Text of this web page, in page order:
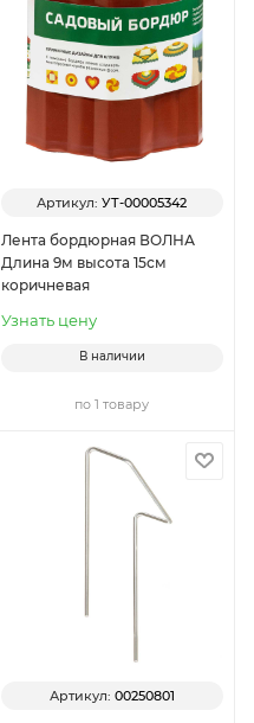
Артикул:УТ-00005342
Лента бордюрная ВОЛНА
Длина 9м высота 15см
коричневая
Узнать цену
В наличии
по 1 товару
Артикул: 00250801